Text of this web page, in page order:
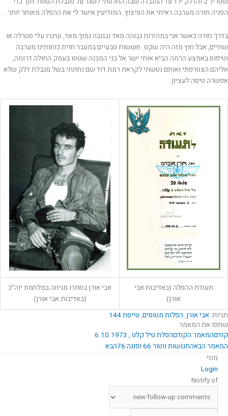
הפניה חזרה מערבה ראיתי את הפיצוץ. המודיעין אישר לי את ההפלה מאוחר יותר.
בדרך חזרה כאשר אני במהירות גבוהה מאד ובגובה נמוך מאד, שיגרו עלי סטרלה או
שתיים, אבל חוץ מזה היה שקט. חששות טבעיים במעבר חזית כוחותינו מערבה
וטיפוס באמצע הרמה הביא אותי ישר אל בני המבנה שטסו בעמק החולה דרומה,
אליהם הצטרפתי ואותם נטשתי לקראת רמת דוד שם נחתתי בשל מגבלת דלק שלא
אפשרה טיסה לעציון.
תעודת ההפלה (באדיבות אבי
אורן)
אבי אורן בחוזרו מגיחה במלחמת יוה"כ
(באדיבות אבי אורן)
תגיות: אבי אורן, הפלות מטוסים, טייסת 144
שתפו את המאמר
קודםהמאמר הקודםהפלת טיל קלט , 6.10.1973
המאמר הבאהתנגשות ווטור 66 ופוגה 76
הבא
מנוי
Login
Notify of